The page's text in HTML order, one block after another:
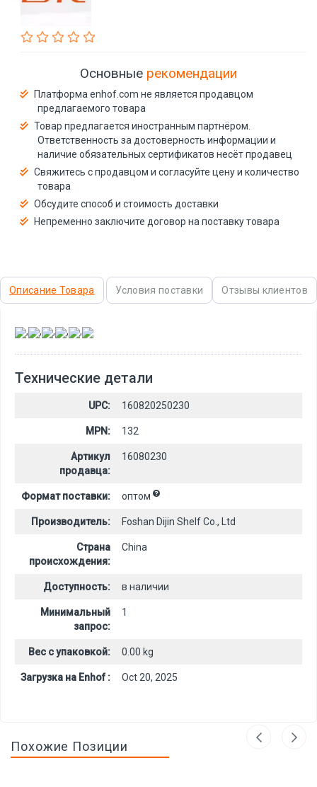
Основные рекомендации
Платформа enhof.com не является продавцом
предлагаемого товара
Товар предлагается иностранным партнёром.
Ответственность за достоверность информации и
наличие обязательных сертификатов несёт продавец
Свяжитесь с продавцом и согласуйте цену и количество
товара
Обсудите способ и стоимость доставки
Непременно заключите договор на поставку товара
Описание Товара Условия поставки Отзывы клиентов
, , , , ,
Технические детали
UPC: 160820250230
MPN: 132
Артикул
продавца:
16080230
Формат поставки: оптом
Производитель: Foshan Dijin Shelf Co., Ltd
Страна
происхождения:
China
Доступность: в наличии
Минимальный
запрос:
1
Вес с упаковкой: 0.00 kg
Загрузка на Enhof : Oct 20, 2025
Похожие Позиции